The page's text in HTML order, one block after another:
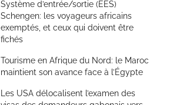
Système d’entrée/sortie (EES)
Schengen: les voyageurs africains
exemptés, et ceux qui doivent être
fichés
Tourisme en Afrique du Nord: le Maroc
maintient son avance face à l’Égypte
Les USA délocalisent l’examen des